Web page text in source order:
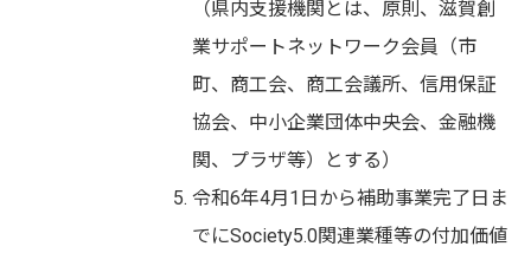
（県内支援機関とは、原則、滋賀創
業サポートネットワーク会員（市
町、商工会、商工会議所、信用保証
協会、中小企業団体中央会、金融機
関、プラザ等）とする）
令和6年4月1日から補助事業完了日ま
でにSociety5.0関連業種等の付加価値